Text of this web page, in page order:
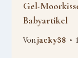
Gel-
Babyartikel
Vonjacky38